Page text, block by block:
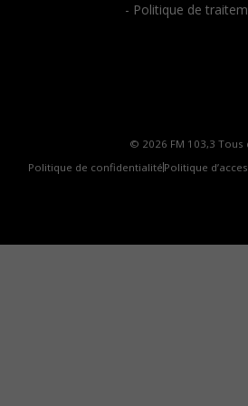
- Politique de
© 2026 FM 103,3
Politique de confidentialité Politique